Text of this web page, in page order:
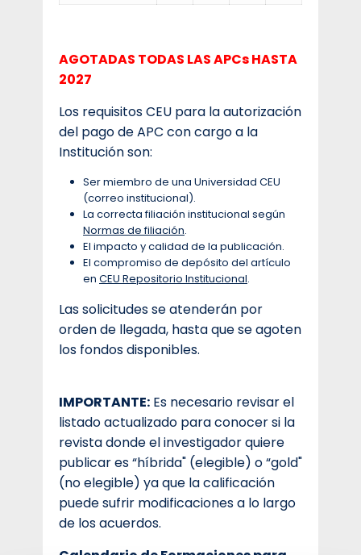
AGOTADAS TODAS LAS APCs HASTA
2027
Los requisitos CEU para la autorización
del pago de APC con cargo a la
Institución son:
Ser miembro de una Universidad CEU
(correo institucional).
La correcta filiación institucional según
Normas de filiación.
El impacto y calidad de la publicación.
El compromiso de depósito del artículo
en CEU Repositorio Institucional.
Las solicitudes se atenderán por
orden de llegada, hasta que se agoten
los fondos disponibles.
IMPORTANTE: Es necesario revisar el
listado actualizado para conocer si la
revista donde el investigador quiere
publicar es “híbrida" (elegible) o “gold"
(no elegible) ya que la calificación
puede sufrir modificaciones a lo largo
de los acuerdos.